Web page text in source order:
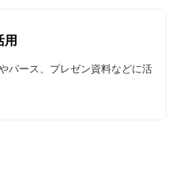
用
パース、プレゼン資料などに活